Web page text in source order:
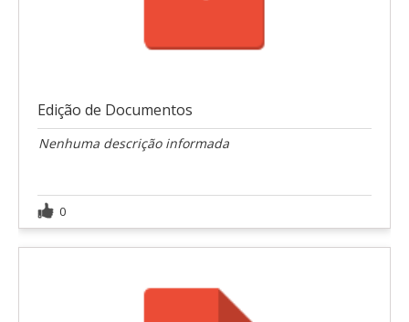
Edição de Documentos
Nenhuma descrição informada
0